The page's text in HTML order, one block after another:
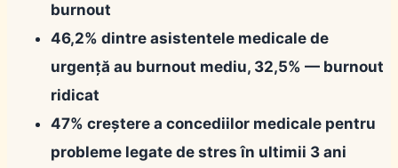
burnout
46,2% dintre asistentele medicale de
urgență au burnout mediu, 32,5% — burnout
ridicat
47% creștere a concediilor medicale pentru
probleme legate de stres în ultimii 3 ani